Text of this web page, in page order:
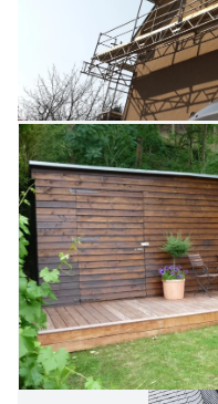
Alliance des Artisans est
prestations personnalisées